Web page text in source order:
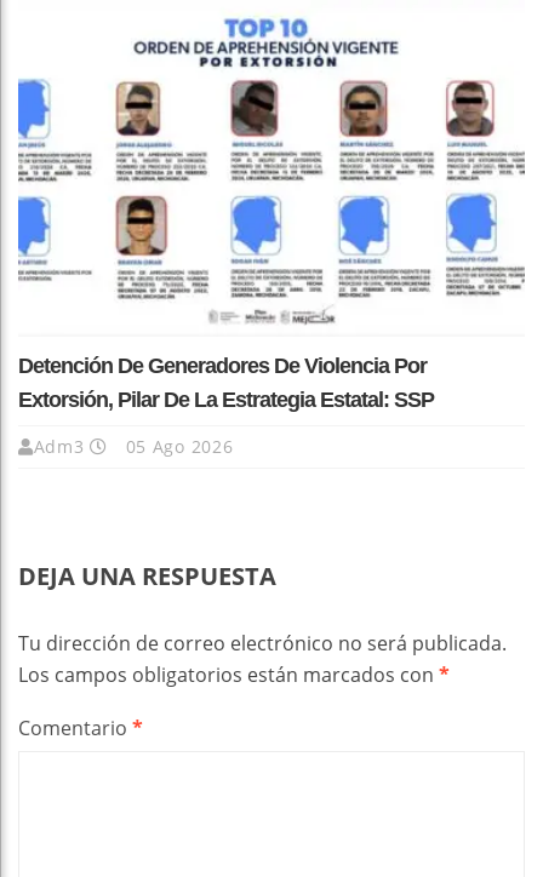
Detención De Generadores De Violencia Por
Extorsión, Pilar De La Estrategia Estatal: SSP
Adm3 05 Ago 2026
DEJA UNA RESPUESTA
Tu dirección de correo electrónico no será publicada.
Los campos obligatorios están marcados con *
Comentario *